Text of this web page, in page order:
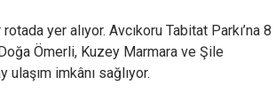
yer alıyor. Avcıkoru Tabitat Parkı’na 8
Ömerli, Kuzey Marmara ve Şile
ulaşım imkânı sağlıyor.